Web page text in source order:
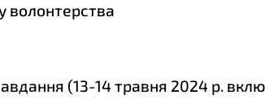
волонтерства
(13-14 травня 2024 р.